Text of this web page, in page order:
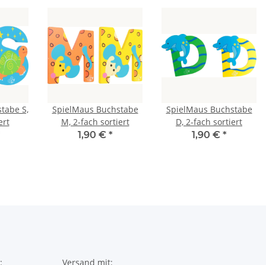
S,
SpielMaus Buchstabe
M, 2-fach sortiert
1,90 € *
SpielMaus Buchstabe
D, 2-fach sortiert
1,90 € *
Versand mit: